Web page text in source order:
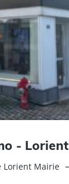
-
Lorient Mairie